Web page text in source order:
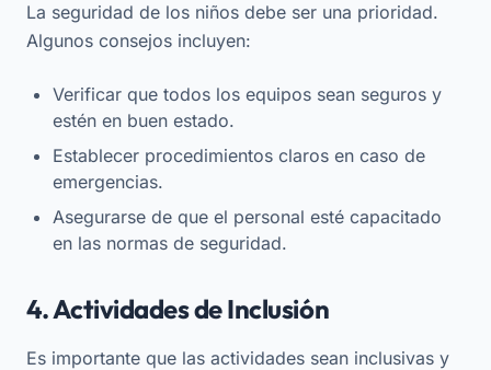
La seguridad de los niños debe ser una prioridad.
Algunos consejos incluyen:
Verificar que todos los equipos sean seguros y
estén en buen estado.
Establecer procedimientos claros en caso de
emergencias.
Asegurarse de que el personal esté capacitado
en las normas de seguridad.
4. Actividades de Inclusión
Es importante que las actividades sean inclusivas y